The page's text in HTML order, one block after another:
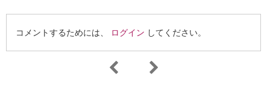
コメントするためには、 ログイン してください。